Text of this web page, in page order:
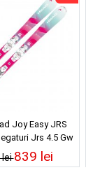
Joy Easy JRS
Jrs 4.5 Gw
25/26
lei839 lei